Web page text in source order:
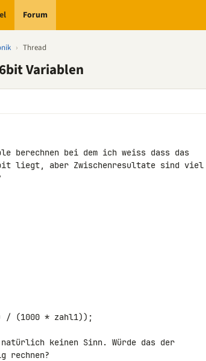
Forum
› Thread
Variablen
berechnen bei dem ich weiss dass das
liegt, aber Zwischenresultate sind viel
/ (1000 * zahl1));
keinen Sinn. Würde das der
rechnen?